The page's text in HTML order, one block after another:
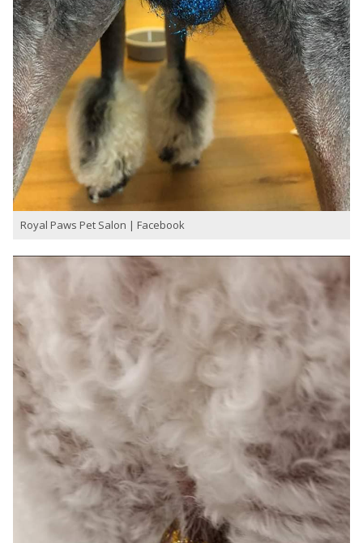
Royal Paws Pet Salon | Facebook